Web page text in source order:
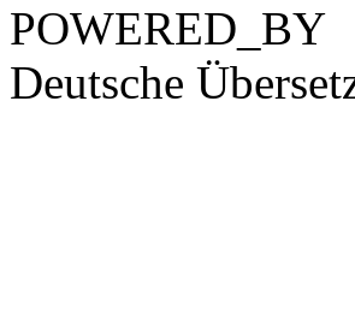
POWERED_BY
Deutsche